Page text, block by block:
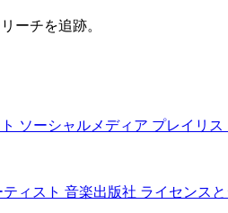
ーチを追跡。
ソーシャルメディア プレイリス
ティスト 音楽出版社 ライセンス